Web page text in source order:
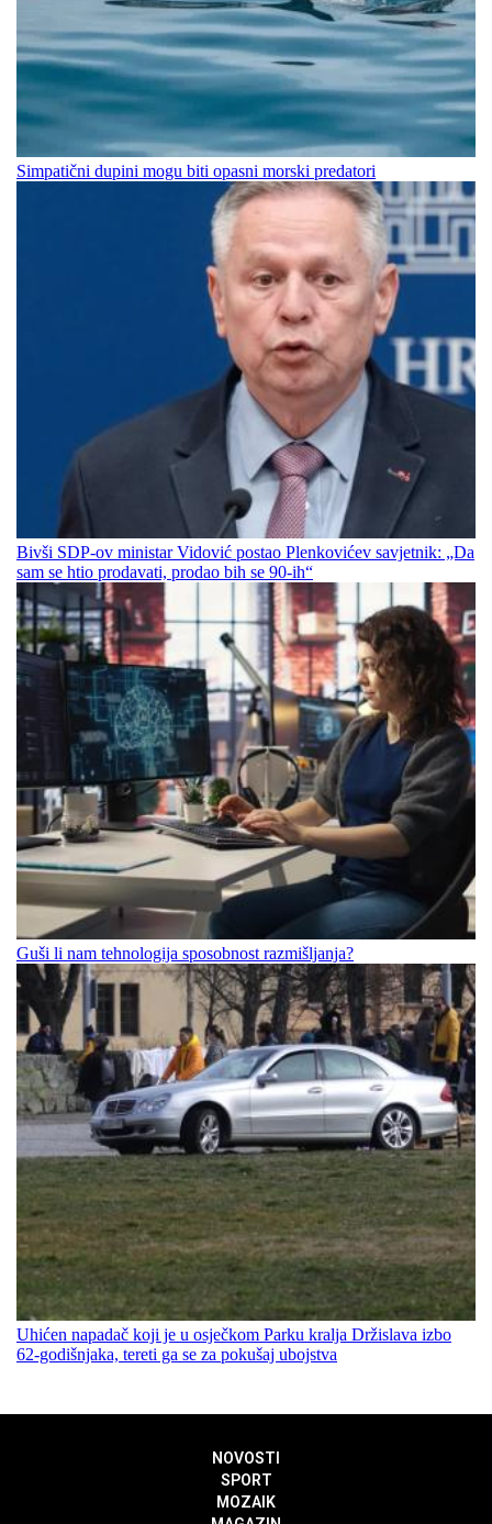
Simpatični dupini mogu biti opasni morski predatori
Bivši SDP-ov ministar Vidović postao Plenkovićev savjetnik: „Da
sam se htio prodavati, prodao bih se 90-ih“
Guši li nam tehnologija sposobnost razmišljanja?
Uhićen napadač koji je u osječkom Parku kralja Držislava izbo
62-godišnjaka, tereti ga se za pokušaj ubojstva
NOVOSTI
SPORT
MOZAIK